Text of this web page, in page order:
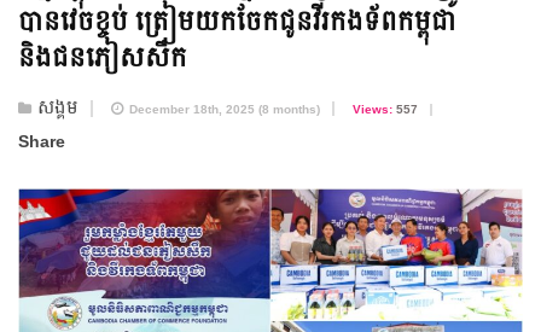
បានវេចខ្ចប់ ត្រៀមយកចែកជូនវីរកងទ័ពកម្ពុជា
និងជនភៀសសឹក
សង្គម December 18th, 2025 (8 months) Views:557
Share